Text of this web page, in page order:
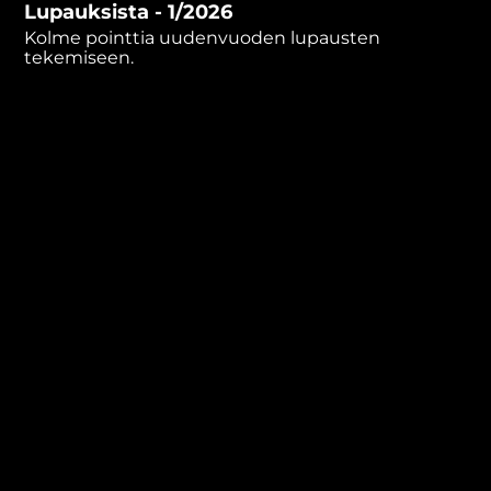
minutes,
45
seconds
Lupauksista - 1/2026
Kolme pointtia uudenvuoden lupausten
tekemiseen.